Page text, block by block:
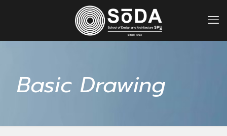
Basic Drawing